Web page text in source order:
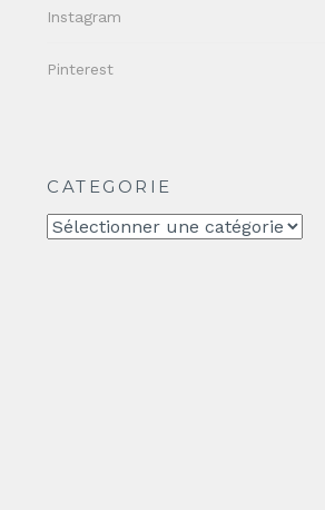
Instagram
Pinterest
CATEGORIE
CATEGORIE